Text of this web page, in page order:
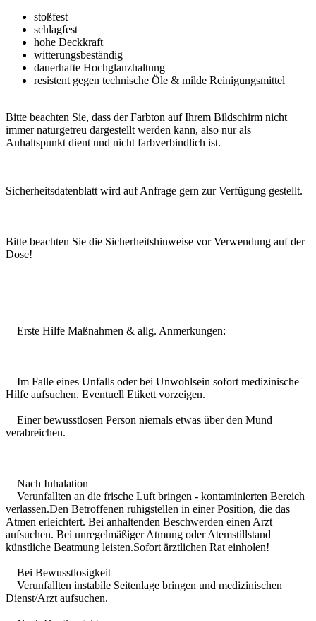
stoßfest
schlagfest
hohe Deckkraft
witterungsbeständig
dauerhafte Hochglanzhaltung
resistent gegen technische Öle & milde Reinigungsmittel
Bitte beachten Sie, dass der Farbton auf Ihrem Bildschirm nicht
immer naturgetreu dargestellt werden kann, also nur als
Anhaltspunkt dient und nicht farbverbindlich ist.
Sicherheitsdatenblatt wird auf Anfrage gern zur Verfügung gestellt.
Bitte beachten Sie die Sicherheitshinweise vor Verwendung auf der
Dose!
Erste Hilfe Maßnahmen & allg. Anmerkungen:
Im Falle eines Unfalls oder bei Unwohlsein sofort medizinische
Hilfe aufsuchen. Eventuell Etikett vorzeigen.
Einer bewusstlosen Person niemals etwas über den Mund
verabreichen.
Nach Inhalation
Verunfallten an die frische Luft bringen - kontaminierten Bereich
verlassen.Den Betroffenen ruhigstellen in einer Position, die das
Atmen erleichtert. Bei anhaltenden Beschwerden einen Arzt
aufsuchen. Bei unregelmäßiger Atmung oder Atemstillstand
künstliche Beatmung leisten.Sofort ärztlichen Rat einholen!
Bei Bewusstlosigkeit
Verunfallten instabile Seitenlage bringen und medizinischen
Dienst/Arzt aufsuchen.